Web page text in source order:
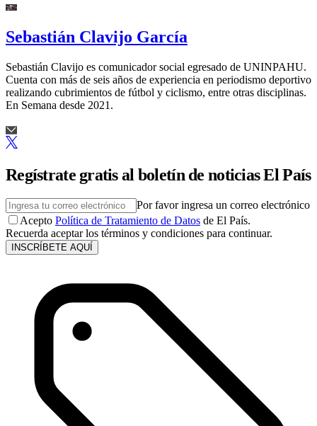
Sebastián Clavijo García
Sebastián Clavijo es comunicador social egresado de UNINPAHU.
Cuenta con más de seis años de experiencia en periodismo deportivo
realizando cubrimientos de fútbol y ciclismo, entre otras disciplinas.
En Semana desde 2021.
Regístrate gratis al boletín de noticias El País
Por favor ingresa un correo electrónico
Acepto Política de Tratamiento de Datos de El País.
Recuerda aceptar los términos y condiciones para continuar.
INSCRÍBETE AQUÍ